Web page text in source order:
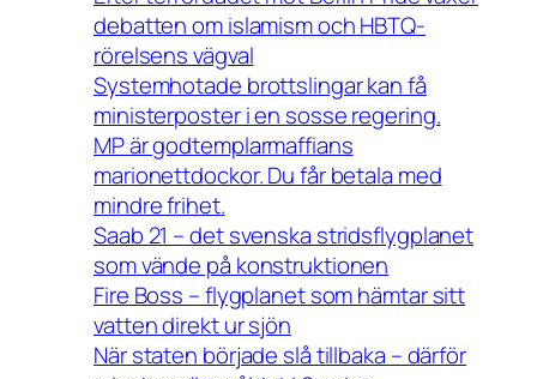
debatten om islamism och HBTQ-
rörelsens vägval
Systemhotade brottslingar kan få
ministerposter i en sosse regering.
MP är godtemplarmaffians
marionettdockor. Du får betala med
mindre frihet.
Saab 21 – det svenska stridsflygplanet
som vände på konstruktionen
Fire Boss – flygplanet som hämtar sitt
vatten direkt ur sjön
När staten började slå tillbaka – därför